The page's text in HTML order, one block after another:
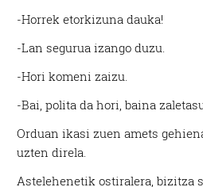
-Horrek etorkizuna dauka!
-Lan segurua izango duzu.
-Hori komeni zaizu.
-Bai, polita da hori, baina
Orduan ikasi zuen amets
uzten direla.
Astelehenetik ostiralera, bizitza